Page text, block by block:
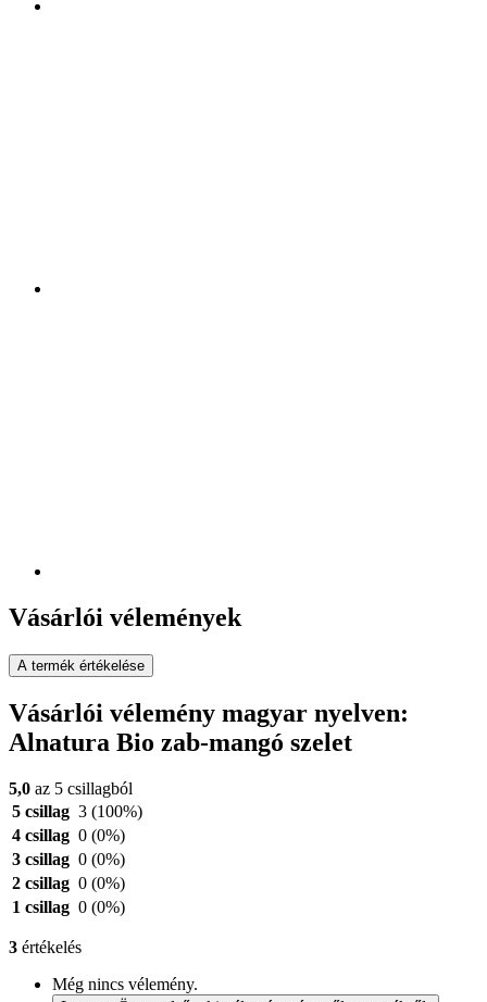
Vásárlói vélemények
A termék értékelése
Vásárlói vélemény magyar nyelven:
Alnatura Bio zab-mangó szelet
5,0 az 5 csillagból
5 csillag 3 (100%)
4 csillag 0 (0%)
3 csillag 0 (0%)
2 csillag 0 (0%)
1 csillag 0 (0%)
3 értékelés
Még nincs vélemény.